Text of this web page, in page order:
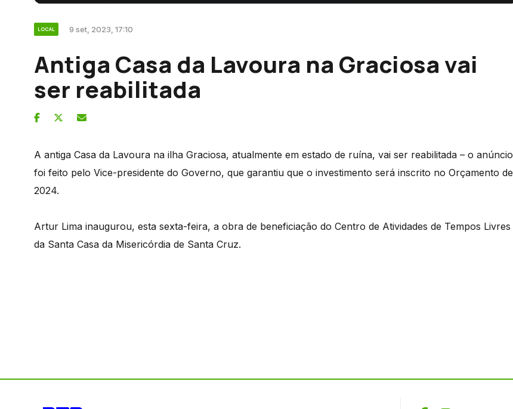
LOCAL 9 set, 2023, 17:10
Antiga Casa da Lavoura na Graciosa vai
ser reabilitada
A antiga Casa da Lavoura na ilha Graciosa, atualmente em estado de ruína, vai ser reabilitada – o anúncio
foi feito pelo Vice-presidente do Governo, que garantiu que o investimento será inscrito no Orçamento de
2024.
Artur Lima inaugurou, esta sexta-feira, a obra de beneficiação do Centro de Atividades de Tempos Livres
da Santa Casa da Misericórdia de Santa Cruz.